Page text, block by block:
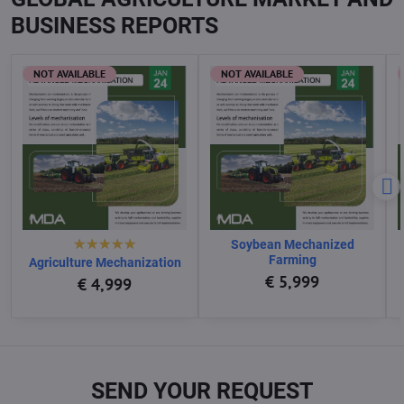
BUSINESS REPORTS
NOT AVAILABLE
Agriculture Mechanization
€ 4,999
NOT AVAILABLE
Soybean Mechanized
Farming
€ 5,999
SEND YOUR REQUEST